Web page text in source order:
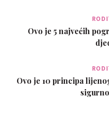
Ovo je 5 najvećih
Ovo je 10 principa